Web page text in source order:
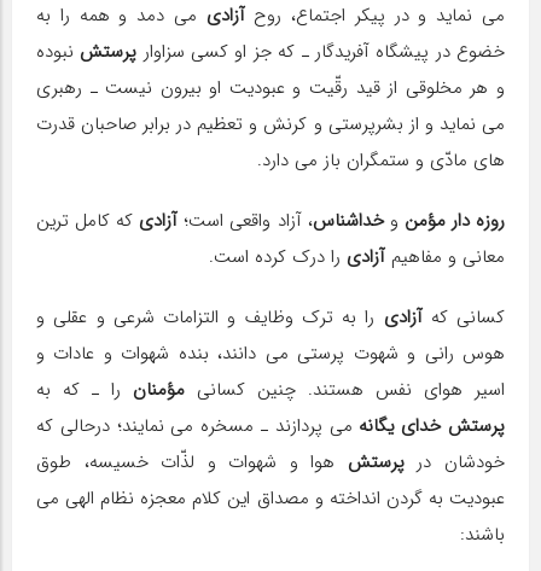
می نماید و در پیكر اجتماع، روحآزادی می دمد و همه را به
خضوع در پیشگاه آفریدگار ـ كه جز او كسی سزاوار پرستش نبوده
و هر مخلوقی از قید رقّیت و عبودیت او بیرون نیست ـ رهبری
می نماید و از بشرپرستی و كرنش و تعظیم در برابر صاحبان قدرت
های مادّی و ستمگران باز می دارد.
روزه دار مؤمن وخداشناس، آزاد واقعی است؛آزادی كه كامل ترین
معانی و مفاهیمآزادی را درك كرده است.
كسانی كهآزادی را به ترك وظایف و التزامات شرعی و عقلی و
هوس رانی و شهوت پرستی می دانند، بنده شهوات و عادات و
اسیر هوای نفس هستند. چنین كسانی مؤمنان را ـ كه به
پرستش خدای یگانه می پردازند ـ مسخره می نمایند؛ درحالی كه
خودشان درپرستش هوا و شهوات و لذّات خسیسه، طوق
عبودیت به گردن انداخته و مصداق این كلام معجزه نظام الهی می
باشند: